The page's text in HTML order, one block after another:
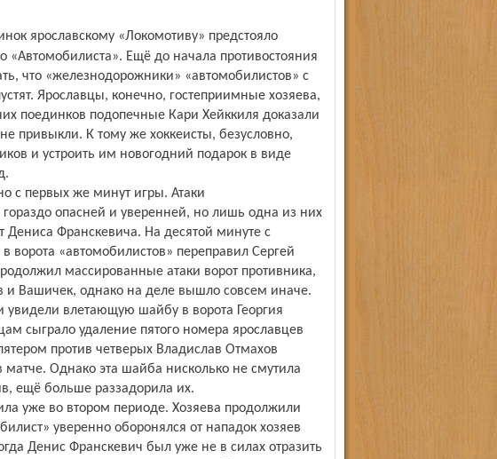
«Автомобилиста». Ещё до начала противостояния
что «железнодорожники» «автомобилистов» с
Ярославцы, конечно, гостеприимные хозяева,
поединков подопечные Кари Хейккиля доказали
привыкли. К тому же хоккеисты, безусловно,
и устроить им новогодний подарок в виде
с первых же минут игры. Атаки
опасней и уверенней, но лишь одна из них
Дениса Франскевича. На десятой минуте с
ворота «автомобилистов» переправил Сергей
массированные атаки ворот противника,
Вашичек, однако на деле вышло совсем иначе.
увидели влетающую шайбу в ворота Георгия
сыграло удаление пятого номера ярославцев
против четверых Владислав Отмахов
матче. Однако эта шайба нисколько не смутила
ещё больше раззадорила их.
уже во втором периоде. Хозяева продолжили
уверенно оборонялся от нападок хозяев
Денис Франскевич был уже не в силах отразить